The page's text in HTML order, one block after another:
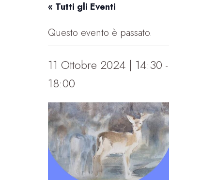
« Tutti gli Eventi
Questo evento è passato.
11 Ottobre 2024 | 14:30 -
18:00